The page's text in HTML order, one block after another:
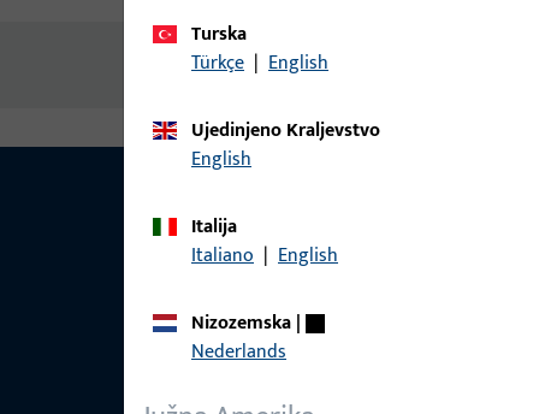
Nema dostupnog sadržaja
Turska
Türkçe | English
Ujedinjeno Kraljevstvo
English
Italija
Italiano | English
Nizozemska|
Nederlands